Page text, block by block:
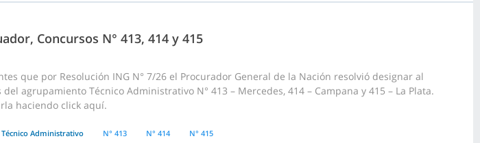
Concursos N° 413, 414 y 415
que por Resolución ING N° 7/26 el Procurador General de la Nación resolvió designar al
agrupamiento Técnico Administrativo N° 413 – Mercedes, 414 – Campana y 415 – La Plata.
haciendo click aquí.
Técnico Administrativo N° 413 N° 414 N° 415